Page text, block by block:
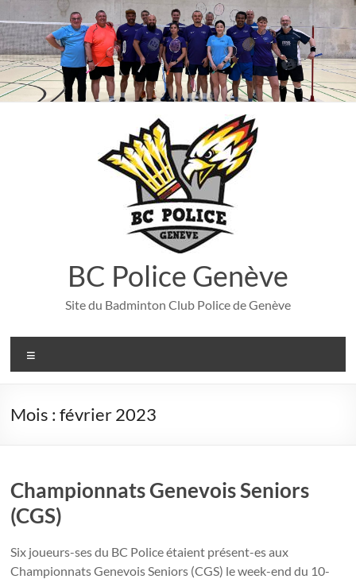
Aller
au
contenu
BC Police Genève
Site du Badminton Club Police de Genève
Mois :février 2023
Championnats Genevois Seniors
(CGS)
Six joueurs-ses du BC Police étaient présent-es aux
Championnats Genevois Seniors (CGS) le week-end du 10-